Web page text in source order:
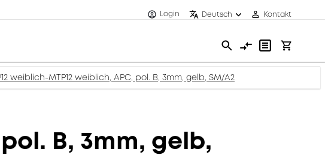
Login Deutsch Kontakt
weiblich-MTP12 weiblich, APC, pol. B, 3mm, gelb, SM/A2
B, 3mm, gelb,